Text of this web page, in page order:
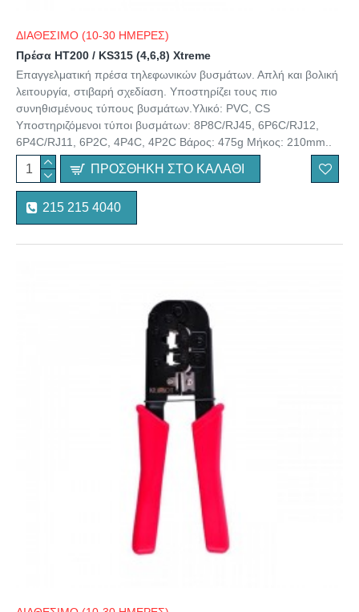
ΔΙΑΘΕΣΙΜΟ (10-30 ΗΜΕΡΕΣ)
Πρέσα HT200 / KS315 (4,6,8) Xtreme
Επαγγελματική πρέσα τηλεφωνικών βυσμάτων. Απλή και βολική
λειτουργία, στιβαρή σχεδίαση. Υποστηρίζει τους πιο
συνηθισμένους τύπους βυσμάτων.Υλικό: PVC, CS
Υποστηριζόμενοι τύποι βυσμάτων: 8P8C/RJ45, 6P6C/RJ12,
6P4C/RJ11, 6P2C, 4P4C, 4P2C Βάρος: 475g Μήκος: 210mm..
ΠΡΟΣΘΉΚΗ ΣΤΟ ΚΑΛΆΘΙ
215 215 4040